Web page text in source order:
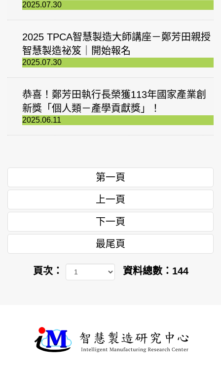
2025.07.30
2025 TPCA智慧製造大師講座－鄭芳田親授
智慧製造祕笈｜開始報名
2025.07.30
恭喜！鄭芳田執行長榮獲113年國家產業創
新獎「個人類－產學貢獻獎」！
2025.06.11
第一頁
上一頁
下一頁
最尾頁
頁次： 資料總數：144